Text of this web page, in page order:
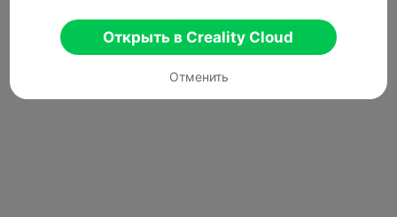
Открыть в Creality Cloud
Отменить